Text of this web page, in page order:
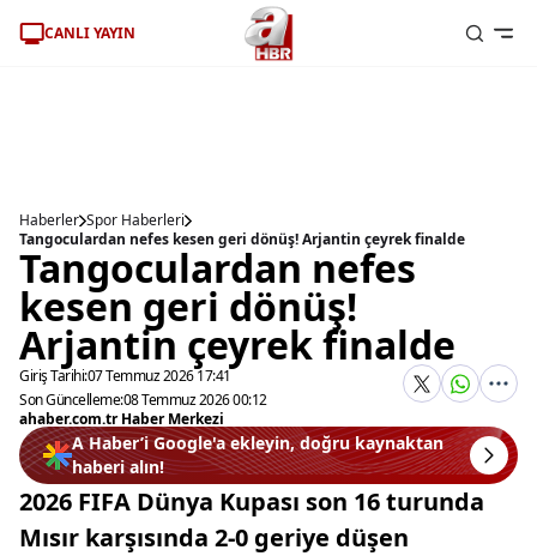
CANLI YAYIN
Haberler Spor Haberleri
Tangoculardan nefes kesen geri dönüş! Arjantin çeyrek finalde
Tangoculardan nefes
kesen geri dönüş!
Arjantin çeyrek finalde
Giriş Tarihi:07 Temmuz 2026 17:41
Son Güncelleme:08 Temmuz 2026 00:12
ahaber.com.tr Haber Merkezi
A Haber’i Google'a ekleyin, doğru kaynaktan
haberi alın!
2026 FIFA Dünya Kupası son 16 turunda
Mısır karşısında 2-0 geriye düşen